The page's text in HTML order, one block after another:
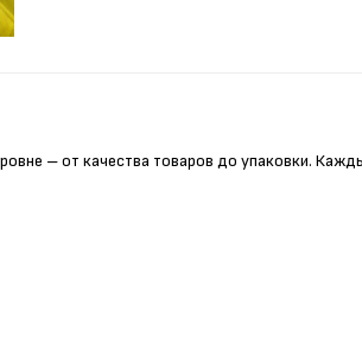
– от качества товаров до упаковки.